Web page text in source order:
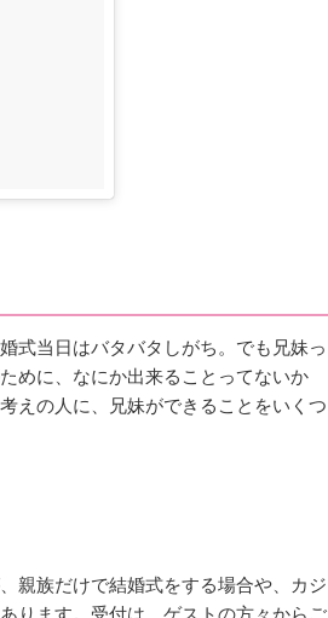
式当日はバタバタしがち。でも兄妹っ
めに、なにか出来ることってないか
えの人に、兄妹ができることをいくつ
親族だけで結婚式をする場合や、カジ
ります。受付は、ゲストの方々からご